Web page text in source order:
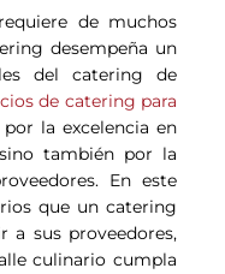
de muchos
desempeña un
del catering de
de catering para
la excelencia en
también por la
En este
que un catering
a sus proveedores,
culinario cumpla